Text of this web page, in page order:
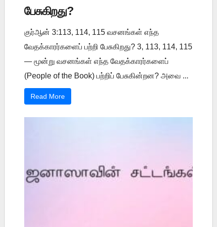
பேசுகிறது?
குர்ஆன் 3:113, 114, 115 வசனங்கள் எந்த
வேதக்காரர்களைப் பற்றி பேசுகிறது? 3, 113, 114, 115
— மூன்று வசனங்கள் எந்த வேதக்காரர்களைப்
(People of the Book) பற்றிப் பேசுகின்றன? அவை ...
Read More